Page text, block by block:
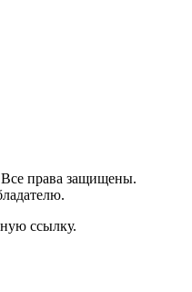
Все права защищены.
ссылку.